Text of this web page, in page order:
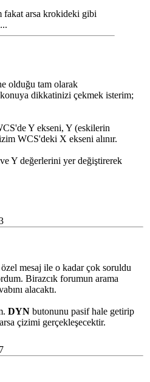
fakat arsa krokideki gibi
olduğu tam olarak
dikkatinizi çekmek isterim;
Y ekseni, Y (eskilerin
WCS'deki X ekseni alınır.
Y değerlerini yer değiştirerek
mesaj ile o kadar çok soruldu
Birazcık forumun arama
alacaktı.
DYN butonunu pasif hale getirip
çizimi gerçekleşecektir.